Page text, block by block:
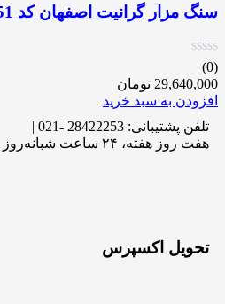
سنگ مزار گرانیت اصفهان کد 51
(0)
29,640,000 تومان
افزودن به سبد خرید
تلفن پشتیبانی: 28422253 -021 |
هفت روز هفته، ۲۴ ساعت شبانه‌روز پاسخگوی شما هستیم.
تحویل اکسپرس